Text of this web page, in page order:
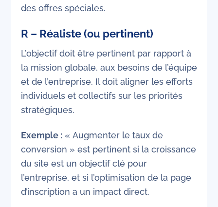
des offres spéciales.
R – Réaliste (ou pertinent)
L’objectif doit être pertinent par rapport à
la mission globale, aux besoins de l’équipe
et de l’entreprise. Il doit aligner les efforts
individuels et collectifs sur les priorités
stratégiques.
Exemple :« Augmenter le taux de
conversion » est pertinent si la croissance
du site est un objectif clé pour
l’entreprise, et si l’optimisation de la page
d’inscription a un impact direct.